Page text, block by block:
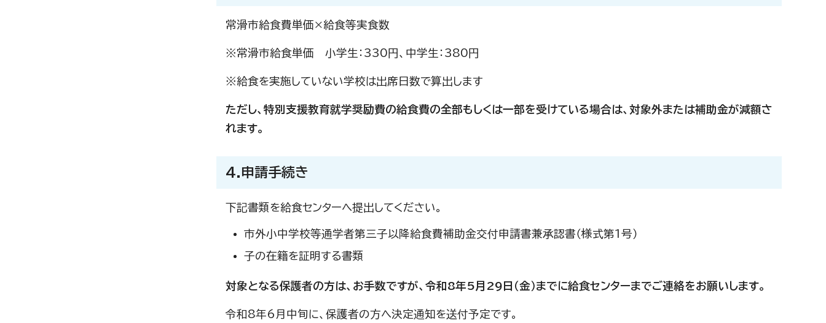
常滑市給食費単価×給食等実食数
※常滑市給食単価 小学生：330円、中学生：380円
※給食を実施していない学校は出席日数で算出します
ただし、特別支援教育就学奨励費の給食費の全部もしくは一部を受けている場合は、対象外または補助金が減額さ
れます。
4.申請手続き
下記書類を給食センターへ提出してください。
市外小中学校等通学者第三子以降給食費補助金交付申請書兼承認書（様式第1号）
子の在籍を証明する書類
対象となる保護者の方は、お手数ですが、令和8年5月29日（金）までに給食センターまでご連絡をお願いします。
令和8年6月中旬に、保護者の方へ決定通知を送付予定です。